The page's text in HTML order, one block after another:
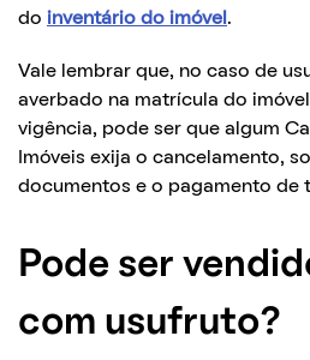
do inventário do imóvel .
Vale lembrar que, no caso de
averbado na matrícula do
vigência, pode ser que algum
Imóveis exija o cancelamento,
documentos e o pagamento de
Pode ser
com usufruto?